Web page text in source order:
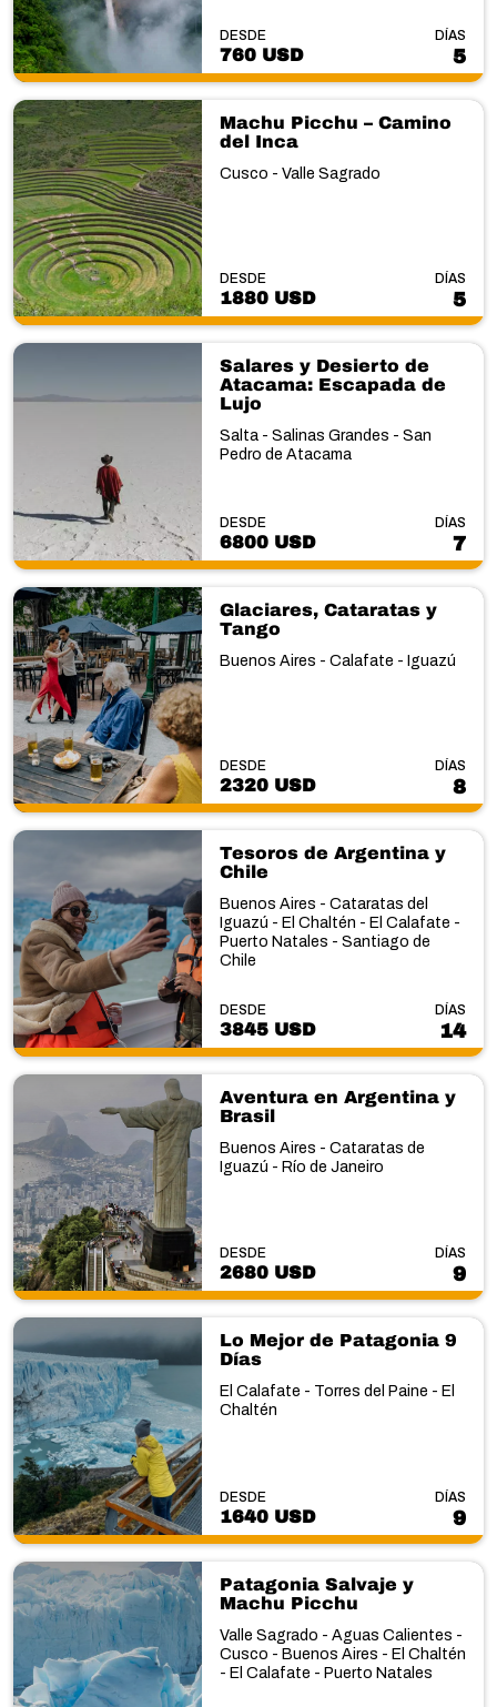
DESDE
760 USD
DÍAS
5
Machu Picchu – Camino
del Inca
Cusco - Valle Sagrado
DESDE
1880 USD
DÍAS
5
Salares y Desierto de
Atacama: Escapada de
Lujo
Salta - Salinas Grandes - San
Pedro de Atacama
DESDE
6800 USD
DÍAS
7
Glaciares, Cataratas y
Tango
Buenos Aires - Calafate - Iguazú
DESDE
2320 USD
DÍAS
8
Tesoros de Argentina y
Chile
Buenos Aires - Cataratas del
Iguazú - El Chaltén - El Calafate -
Puerto Natales - Santiago de
Chile
DESDE
3845 USD
DÍAS
14
Aventura en Argentina y
Brasil
Buenos Aires - Cataratas de
Iguazú - Río de Janeiro
DESDE
2680 USD
DÍAS
9
Lo Mejor de Patagonia 9
Días
El Calafate - Torres del Paine - El
Chaltén
DESDE
1640 USD
DÍAS
9
Patagonia Salvaje y
Machu Picchu
Valle Sagrado - Aguas Calientes -
Cusco - Buenos Aires - El Chaltén
- El Calafate - Puerto Natales